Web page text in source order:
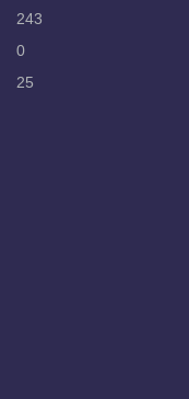
243
0
25